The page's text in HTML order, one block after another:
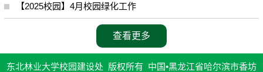
【2025校园】4月校园绿化工作
查看更多
东北林业大学校园建设处 版权所有 中国•黑龙江省哈尔滨市香坊